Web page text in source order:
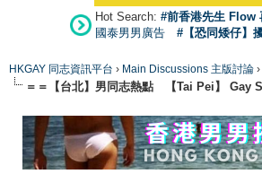
Hot Search: #前香港先生 Flow
國泰男男廣告
#【恐同矮仔】
HKGAY 同志資訊平台 › Main Discussions 主版討論 ›
＝＝【台北】男同志熱點 【Tai Pei】 Gay